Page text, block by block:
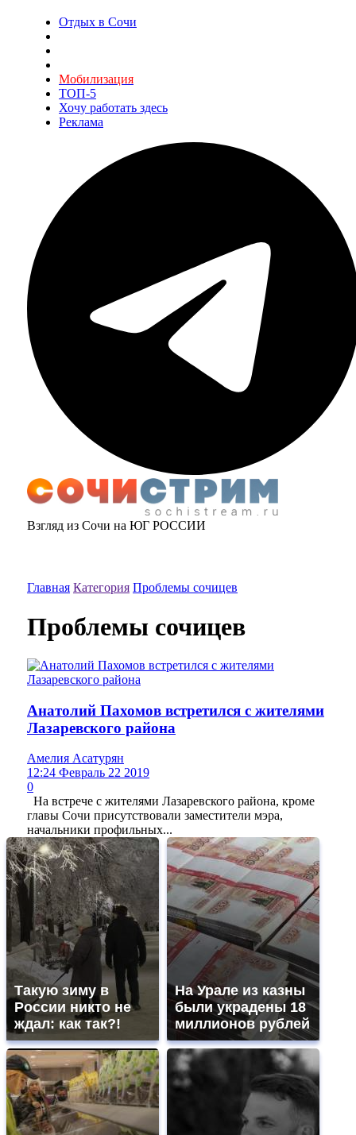
Отдых в Сочи
Мобилизация
ТОП-5
Хочу работать здесь
Реклама
Взгляд из Сочи на ЮГ РОССИИ
Главная Категория Проблемы сочицев
Проблемы сочицев
Анатолий Пахомов встретился с жителями
Лазаревского района
Амелия Асатурян
12:24 Февраль 22 2019
0
На встрече с жителями Лазаревского района, кроме
главы Сочи присутствовали заместители мэра,
начальники профильных...
Такую зиму в
России никто не
ждал: как так?!
На Урале из казны
были украдены 18
миллионов рублей